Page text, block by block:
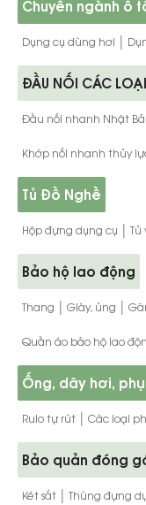
Chuyên ngành ô
Dụng cụ dùng hơi |
ĐẦU NỐI CÁC LOẠI
Đầu nối nhanh Nhật
Khớp nối nhanh thủy
Tủ Đồ Nghề
Hộp đựng dụng cụ |
Bảo hộ lao động
Thang | Giày, ủng |
Quần áo bảo hộ lao
Ống, dây hơi,
Rulo tự rút | Các loại
Bảo quản đóng
Két sắt | Thùng đựng